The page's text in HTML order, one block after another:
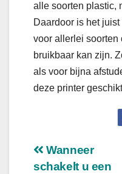
alle soorten plastic,
Daardoor is het
voor allerlei
bruikbaar kan zijn.
als voor bijna
deze printer
Wanneer
schakelt u een